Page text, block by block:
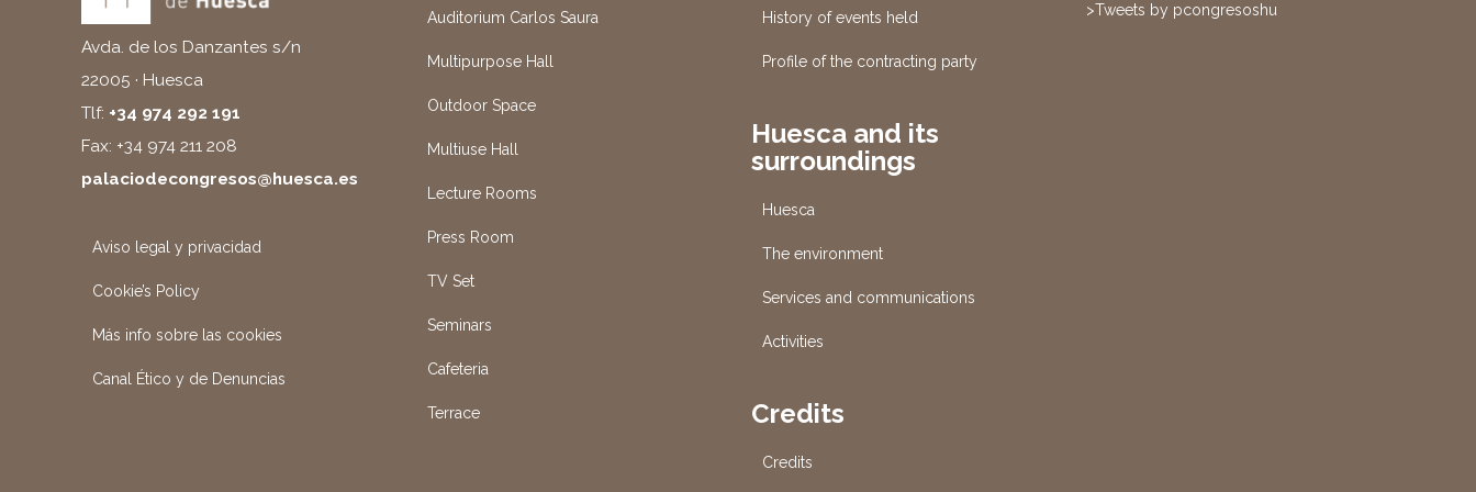
Avda. de los Danzantes s/n
22005 · Huesca
Tlf: +34 974 292 191
Fax: +34 974 211 208
palaciodecongresos@huesca.es
Aviso legal y privacidad
Cookie’s Policy
Más info sobre las cookies
Canal Ético y de Denuncias
Auditorium Carlos Saura
Multipurpose Hall
Outdoor Space
Multiuse Hall
Lecture Rooms
Press Room
TV Set
Seminars
Cafeteria
Terrace
History of events held
Profile of the contracting party
Huesca and its
surroundings
Huesca
The environment
Services and communications
Activities
Credits
Credits
>Tweets by pcongresoshu